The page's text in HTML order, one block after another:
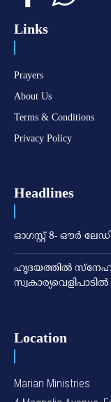
Links
Prayers
About Us
Terms & Conditions
Privacy Policy
Headlines
ഓഗസ്റ്റ് 8- ഔര്‍
ഹൃദയത്തില്‍
Location
Marian Ministries